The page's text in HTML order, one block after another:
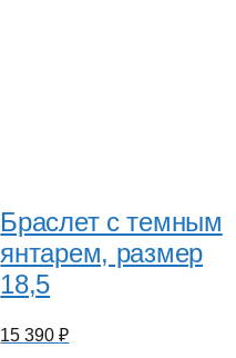
Браслет с темным
янтарем, размер
18,5
15 390₽